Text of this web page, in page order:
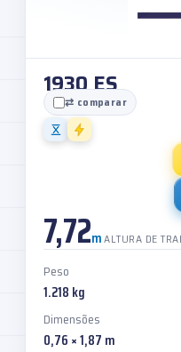
1930 ES
⇄ comparar
7,72mALTURA DE
Peso
1.218 kg
Dimensões
0,76 × 1,87 m